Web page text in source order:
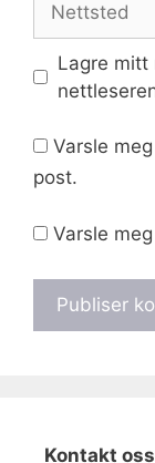
Lagre mitt
Varsle
post.
Varsle
Kontakt